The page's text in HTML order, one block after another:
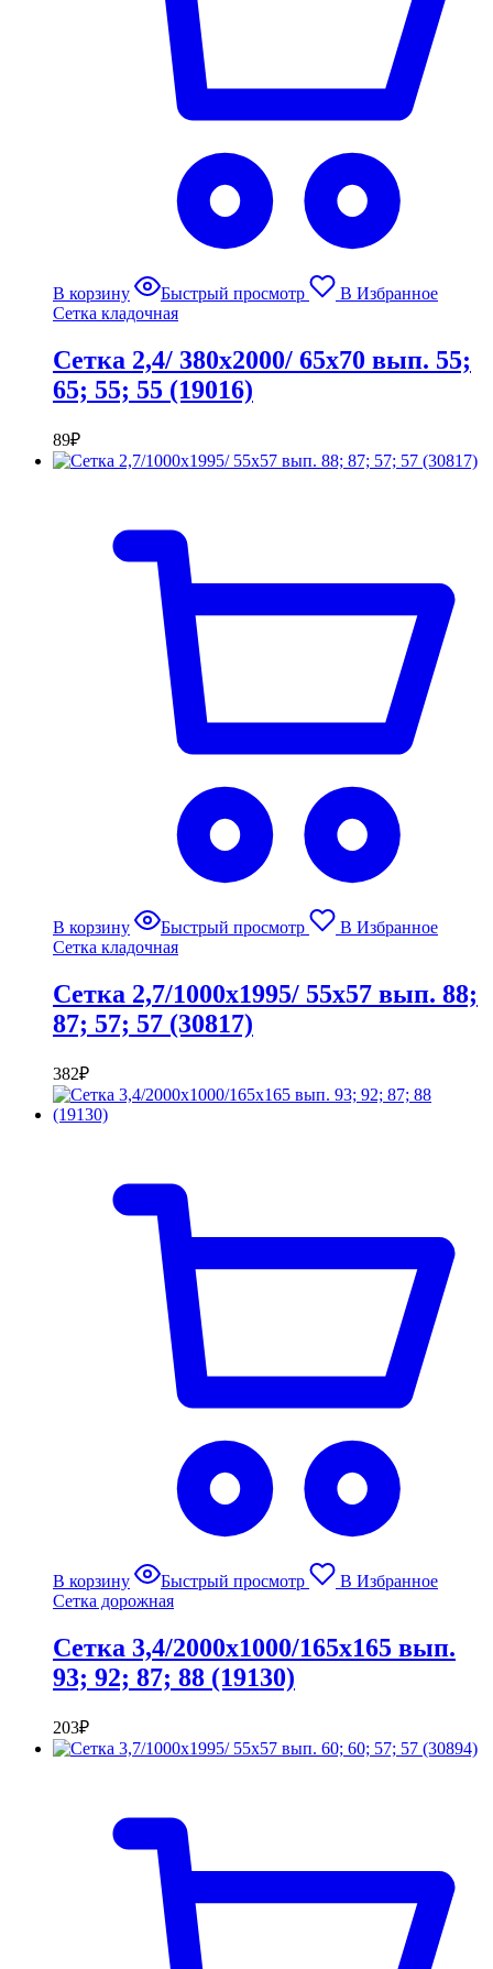
В корзину Быстрый просмотр
В Избранное
Сетка кладочная
Сетка 2,4/ 380х2000/ 65х70 вып. 55;
65; 55; 55 (19016)
89₽
В корзину Быстрый просмотр
В Избранное
Сетка кладочная
Сетка 2,7/1000х1995/ 55х57 вып. 88;
87; 57; 57 (30817)
382₽
В корзину Быстрый просмотр
В Избранное
Сетка дорожная
Сетка 3,4/2000х1000/165х165 вып.
93; 92; 87; 88 (19130)
203₽